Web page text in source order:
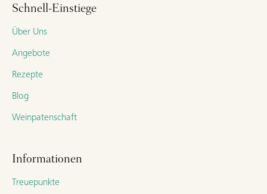
Schnell-Einstiege
Über Uns
Angebote
Rezepte
Blog
Weinpatenschaft
Informationen
Treuepunkte